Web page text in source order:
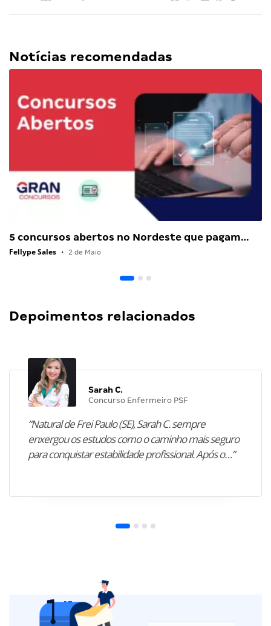
Notícias recomendadas
5 concursos abertos no Nordeste que pagam…
Fellype Sales • 2 de Maio
Depoimentos relacionados
Sarah C.
Concurso Enfermeiro PSF
“Natural de Frei Paulo (SE), Sarah C. sempre
enxergou os estudos como o caminho mais seguro
para conquistar estabilidade profissional. Após o…”